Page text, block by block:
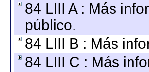
84 LIII A : Más
público.
84 LIII B : Más
84 LIII C : Más